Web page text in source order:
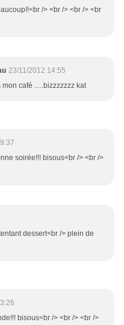
/> <br /> <br /> <br
23/11/2012 14:55
café .....bizzzzzzz kat
soirée!!! bisous<br /> <br />
dessert<br /> plein de
bisous<br /> <br /> <br />